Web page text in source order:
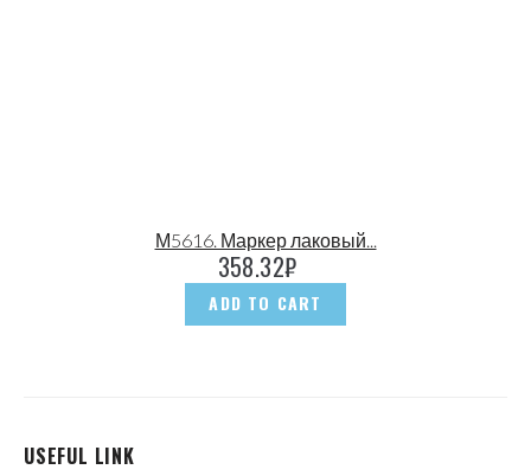
М5616. Маркер лаковый...
358.32₽
ADD TO CART
USEFUL LINK